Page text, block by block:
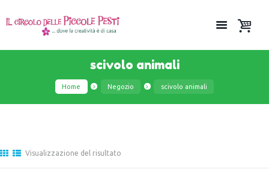
scivolo animali
Home Negozio scivolo animali
Visualizzazione del risultato